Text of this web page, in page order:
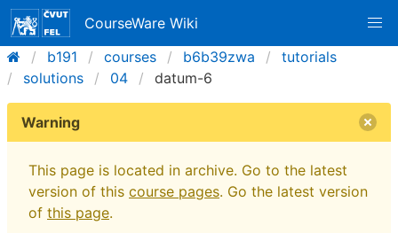
CourseWare Wiki
b191
courses b6b39zwa
tutorials
solutions
04 datum-6
Warning
This page is located in archive. Go to the latest
version of this course pages. Go the latest version
of this page.